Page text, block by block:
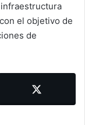
el objetivo de
de